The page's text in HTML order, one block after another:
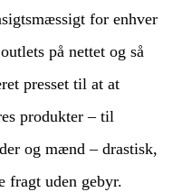
for enhver
på nettet og så
presset til at at
produkter – til
og mænd – drastisk,
fragt uden gebyr.